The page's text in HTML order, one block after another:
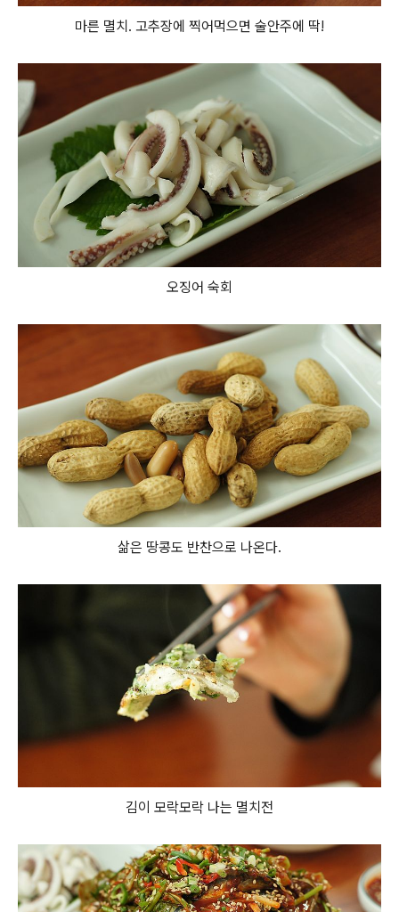
마른 멸치. 고추장에 찍어먹으면 술안주에 딱!
오징어 숙회
삶은 땅콩도 반찬으로 나온다.
김이 모락모락 나는 멸치전